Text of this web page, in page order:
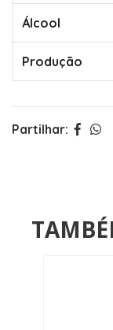
Álcool
Produção
Partilhar: